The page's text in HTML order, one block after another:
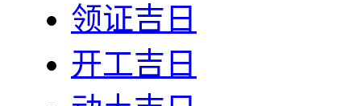
领证吉日
开工吉日